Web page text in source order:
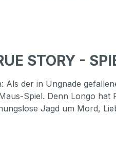
STORY -
Als der in Ungnade
Spiel. Denn Longo
Jagd um Mord,